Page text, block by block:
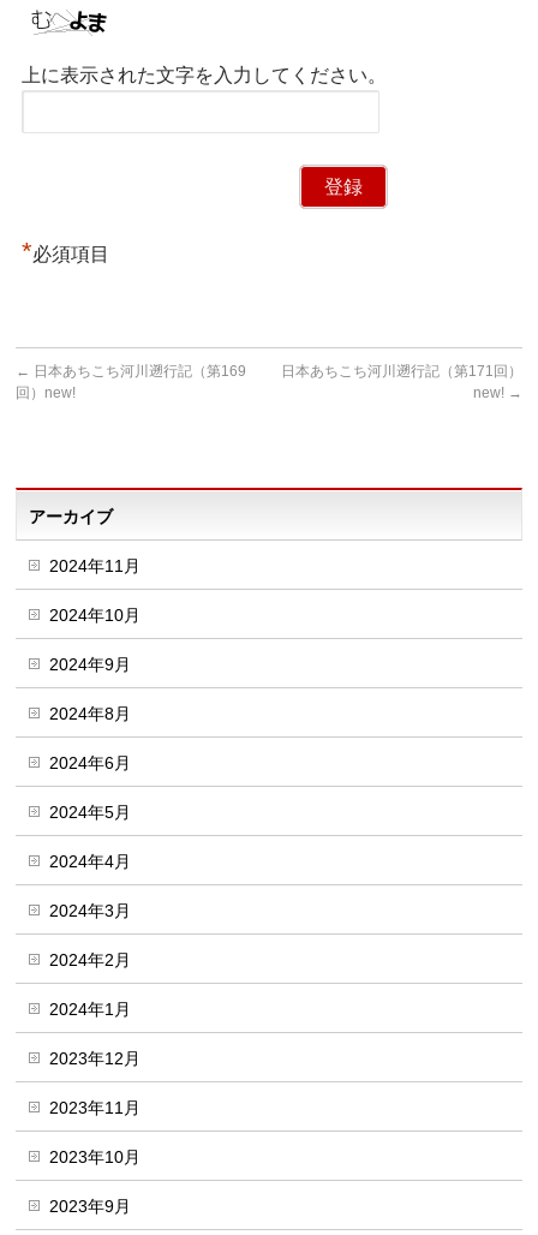
上に表示された文字を入力してください。
*必須項目
← 日本あちこち河川遡行記（第169
回）new!
日本あちこち河川遡行記（第171回）
new! →
アーカイブ
2024年11月
2024年10月
2024年9月
2024年8月
2024年6月
2024年5月
2024年4月
2024年3月
2024年2月
2024年1月
2023年12月
2023年11月
2023年10月
2023年9月